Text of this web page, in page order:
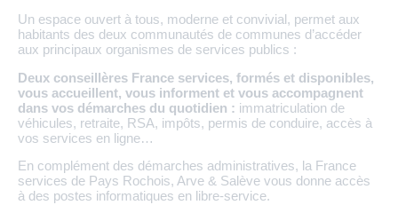
Un espace ouvert à tous, moderne et convivial, permet aux
habitants des deux communautés de communes d’accéder
aux principaux organismes de services publics :
Deux conseillères France services, formés et disponibles,
vous accueillent, vous informent et vous accompagnent
dans vos démarches du quotidien : immatriculation de
véhicules, retraite, RSA, impôts, permis de conduire, accès à
vos services en ligne…
En complément des démarches administratives, la France
services de Pays Rochois, Arve & Salève vous donne accès
à des postes informatiques en libre-service.